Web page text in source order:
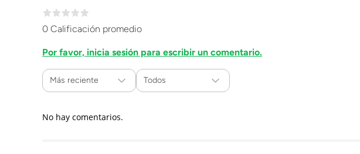
0 Calificación promedio
Por favor, inicia sesión para escribir un comentario.
Más reciente Todos
No hay comentarios.